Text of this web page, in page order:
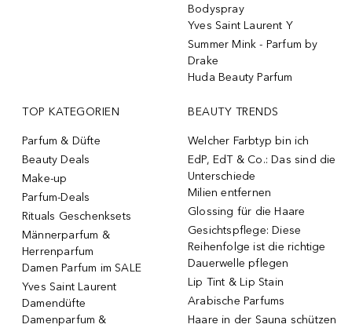
Bodyspray
Yves Saint Laurent Y
Summer Mink - Parfum by
Drake
Huda Beauty Parfum
TOP KATEGORIEN
Parfum & Düfte
Beauty Deals
Make-up
Parfum-Deals
Rituals Geschenksets
Männerparfum &
Herrenparfum
Damen Parfum im SALE
Yves Saint Laurent
Damendüfte
Damenparfum &
BEAUTY TRENDS
Welcher Farbtyp bin ich
EdP, EdT & Co.: Das sind die
Unterschiede
Milien entfernen
Glossing für die Haare
Gesichtspflege: Diese
Reihenfolge ist die richtige
Dauerwelle pflegen
Lip Tint & Lip Stain
Arabische Parfums
Haare in der Sauna schützen